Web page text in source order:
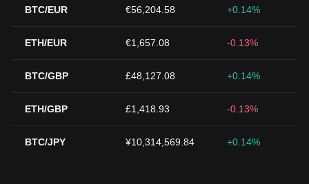
BTC/EUR €56,204.58 +0.14%
ETH/EUR €1,657.08 -0.13%
BTC/GBP £48,127.08 +0.14%
ETH/GBP £1,418.93 -0.13%
BTC/JPY ¥10,314,569.84 +0.14%